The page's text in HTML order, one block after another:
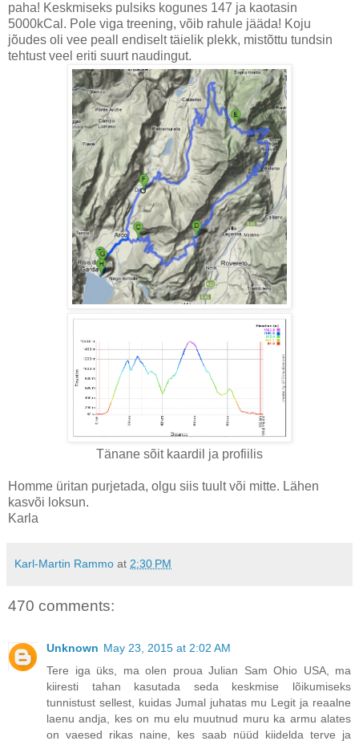
paha! Keskmiseks pulsiks kogunes 147 ja kaotasin
5000kCal. Pole viga treening, võib rahule jääda! Koju
jõudes oli vee peall endiselt täielik plekk, mistõttu tundsin
tehtust veel eriti suurt naudingut.
Tänane sõit kaardil ja profiilis
Homme üritan purjetada, olgu siis tuult või mitte. Lähen
kasvõi loksun.
Karla
Karl-Martin Rammo at 2:30 PM
470 comments:
Unknown May 23, 2015 at 2:02 AM
Tere iga üks, ma olen proua Julian Sam Ohio USA, ma
kiiresti tahan kasutada seda keskmise lõikumiseks
tunnistust sellest, kuidas Jumal juhatas mu Legit ja reaalne
laenu andja, kes on mu elu muutnud muru ka armu alates
on vaesed rikas naine, kes saab nüüd kiidelda terve ja